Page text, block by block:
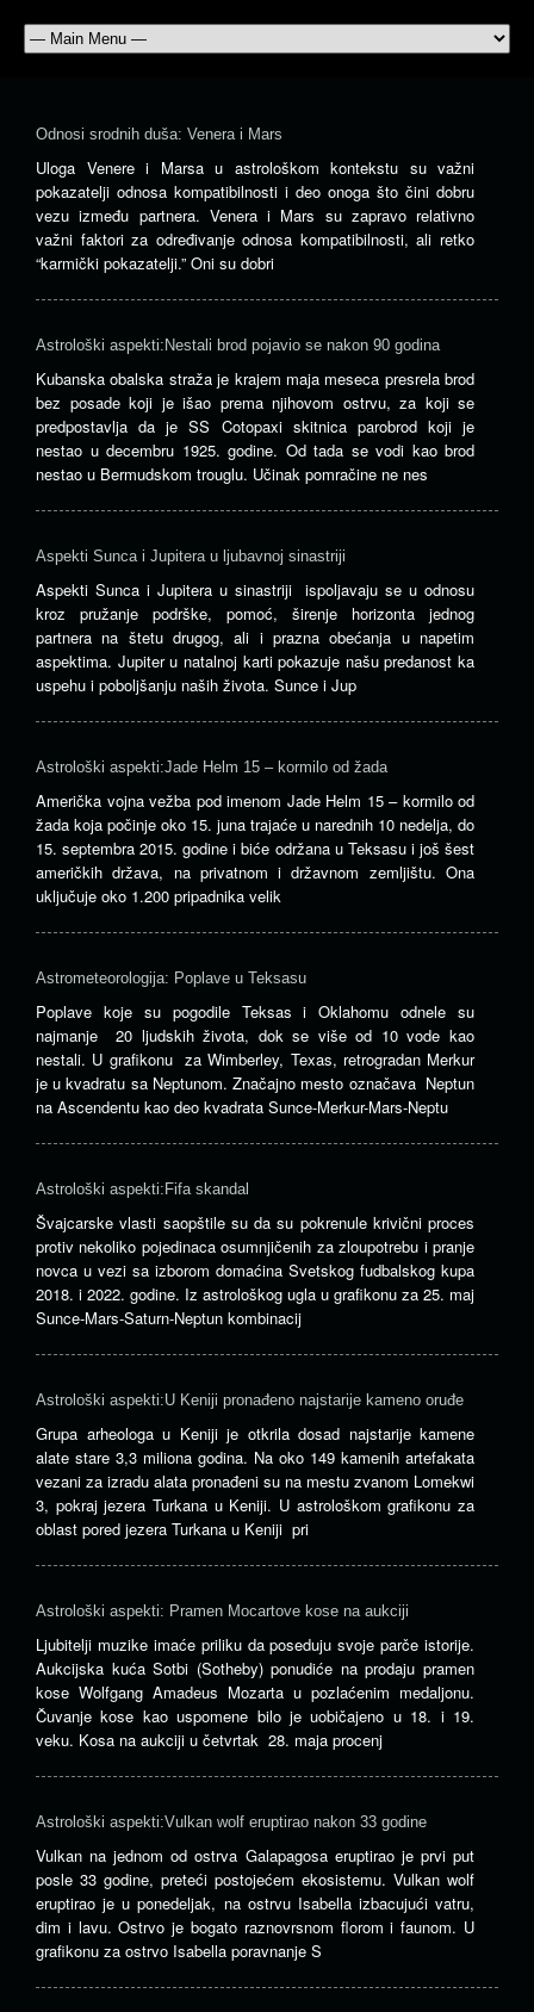
Odnosi srodnih duša: Venera i Mars
Uloga Venere i Marsa u astrološkom kontekstu su važni
pokazatelji odnosa kompatibilnosti i deo onoga što čini dobru
vezu između partnera. Venera i Mars su zapravo relativno
važni faktori za određivanje odnosa kompatibilnosti, ali retko
“karmički pokazatelji.” Oni su dobri
Astrološki aspekti:Nestali brod pojavio se nakon 90 godina
Kubanska obalska straža je krajem maja meseca presrela brod
bez posade koji je išao prema njihovom ostrvu, za koji se
predpostavlja da je SS Cotopaxi skitnica parobrod koji je
nestao u decembru 1925. godine. Od tada se vodi kao brod
nestao u Bermudskom trouglu. Učinak pomračine ne nes
Aspekti Sunca i Jupitera u ljubavnoj sinastriji
Aspekti Sunca i Jupitera u sinastriji ispoljavaju se u odnosu
kroz pružanje podrške, pomoć, širenje horizonta jednog
partnera na štetu drugog, ali i prazna obećanja u napetim
aspektima. Jupiter u natalnoj karti pokazuje našu predanost ka
uspehu i poboljšanju naših života. Sunce i Jup
Astrološki aspekti:Jade Helm 15 – kormilo od žada
Američka vojna vežba pod imenom Jade Helm 15 – kormilo od
žada koja počinje oko 15. juna trajaće u narednih 10 nedelja, do
15. septembra 2015. godine i biće održana u Teksasu i još šest
američkih država, na privatnom i državnom zemljištu. Ona
uključuje oko 1.200 pripadnika velik
Astrometeorologija: Poplave u Teksasu
Poplave koje su pogodile Teksas i Oklahomu odnele su
najmanje 20 ljudskih života, dok se više od 10 vode kao
nestali. U grafikonu za Wimberley, Texas, retrogradan Merkur
je u kvadratu sa Neptunom. Značajno mesto označava Neptun
na Ascendentu kao deo kvadrata Sunce-Merkur-Mars-Neptu
Astrološki aspekti:Fifa skandal
Švajcarske vlasti saopštile su da su pokrenule krivični proces
protiv nekoliko pojedinaca osumnjičenih za zloupotrebu i pranje
novca u vezi sa izborom domaćina Svetskog fudbalskog kupa
2018. i 2022. godine. Iz astrološkog ugla u grafikonu za 25. maj
Sunce-Mars-Saturn-Neptun kombinacij
Astrološki aspekti:U Keniji pronađeno najstarije kameno oruđe
Grupa arheologa u Keniji je otkrila dosad najstarije kamene
alate stare 3,3 miliona godina. Na oko 149 kamenih artefakata
vezani za izradu alata pronađeni su na mestu zvanom Lomekwi
3, pokraj jezera Turkana u Keniji. U astrološkom grafikonu za
oblast pored jezera Turkana u Keniji pri
Astrološki aspekti: Pramen Mocartove kose na aukciji
Ljubitelji muzike imaće priliku da poseduju svoje parče istorije.
Aukcijska kuća Sotbi (Sotheby) ponudiće na prodaju pramen
kose Wolfgang Amadeus Mozarta u pozlaćenim medaljonu.
Čuvanje kose kao uspomene bilo je uobičajeno u 18. i 19.
veku. Kosa na aukciji u četvrtak 28. maja procenj
Astrološki aspekti:Vulkan wolf eruptirao nakon 33 godine
Vulkan na jednom od ostrva Galapagosa eruptirao je prvi put
posle 33 godine, preteći postojećem ekosistemu. Vulkan wolf
eruptirao je u ponedeljak, na ostrvu Isabella izbacujući vatru,
dim i lavu. Ostrvo je bogato raznovrsnom florom i faunom. U
grafikonu za ostrvo Isabella poravnanje S